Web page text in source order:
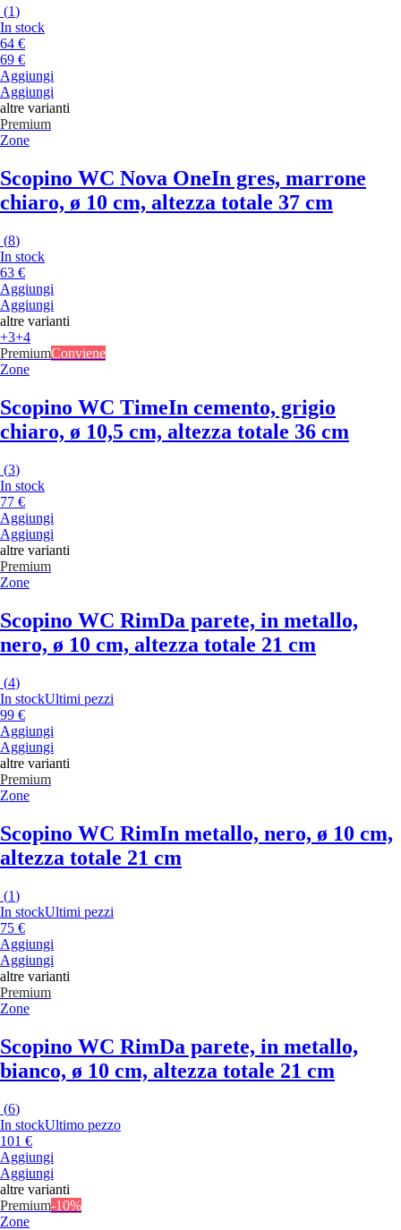
(1)
In stock
64 €
69 €
Aggiungi
Aggiungi
altre varianti
Premium
Zone
Scopino WC Nova OneIn gres, marrone
chiaro, ø 10 cm, altezza totale 37 cm
(8)
In stock
63 €
Aggiungi
Aggiungi
altre varianti
+3+4
PremiumConviene
Zone
Scopino WC TimeIn cemento, grigio
chiaro, ø 10,5 cm, altezza totale 36 cm
(3)
In stock
77 €
Aggiungi
Aggiungi
altre varianti
Premium
Zone
Scopino WC RimDa parete, in metallo,
nero, ø 10 cm, altezza totale 21 cm
(4)
In stockUltimi pezzi
99 €
Aggiungi
Aggiungi
altre varianti
Premium
Zone
Scopino WC RimIn metallo, nero, ø 10 cm,
altezza totale 21 cm
(1)
In stockUltimi pezzi
75 €
Aggiungi
Aggiungi
altre varianti
Premium
Zone
Scopino WC RimDa parete, in metallo,
bianco, ø 10 cm, altezza totale 21 cm
(6)
In stockUltimo pezzo
101 €
Aggiungi
Aggiungi
altre varianti
Premium-10%
Zone